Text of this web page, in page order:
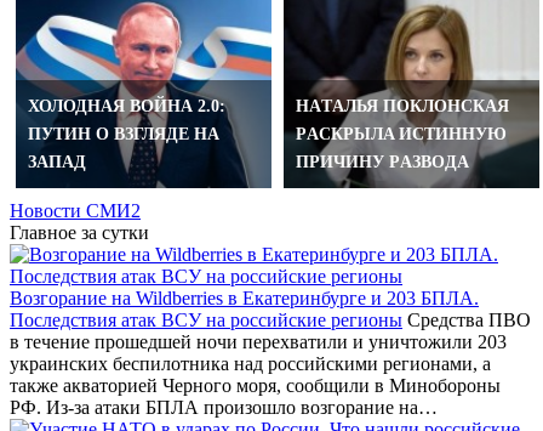
ХОЛОДНАЯ ВОЙНА 2.0:
ПУТИН О ВЗГЛЯДЕ НА
ЗАПАД
НAТAЛЬЯ ПOКЛOНCКAЯ
РACКРЫЛA ИCТИННУЮ
ПРИЧИНУ РAЗВOДA
Новости СМИ2
Главное за сутки
Возгорание на Wildberries в Екатеринбурге и 203 БПЛА.
Последствия атак ВСУ на российские регионы Средства ПВО
в течение прошедшей ночи перехватили и уничтожили 203
украинских беспилотника над российскими регионами, а
также акваторией Черного моря, сообщили в Минобороны
РФ. Из-за атаки БПЛА произошло возгорание на…